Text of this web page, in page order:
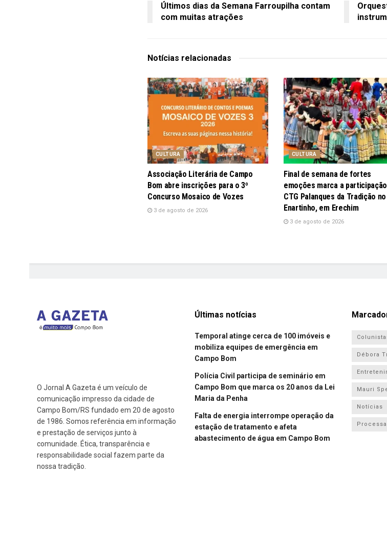
Últimos dias da Semana Farroupilha contam
com muitas atrações
Notícias relacionadas
CULTURA
Associação Literária de Campo
Bom abre inscrições para o 3º
Concurso Mosaico de Vozes
3 de agosto de 2026
CULTURA
Final de semana de fortes
emoções marca a
CTG Palanques da Tradição no
Enartinho, em Erechim
3 de agosto de 2026
O Jornal A Gazeta é um veículo de
comunicação impresso da cidade de
Campo Bom/RS fundado em 20 de agosto
de 1986. Somos referência em informação
e prestação de serviços junto à
comunidade. Ética, transparência e
responsabilidade social fazem parte da
nossa tradição.
Últimas notícias
Temporal atinge cerca de 100 imóveis e
mobiliza equipes de emergência em
Campo Bom
Polícia Civil participa de seminário em
Campo Bom que marca os 20 anos da Lei
Maria da Penha
Falta de energia interrompe operação da
estação de tratamento e afeta
abastecimento de água em Campo Bom
Débora
Mauri
Notícias